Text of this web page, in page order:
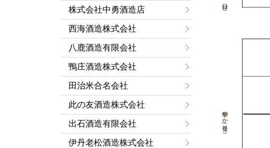
華やか（香り）
株式会社中勇酒造店
西海酒造株式会社
八鹿酒造有限会社
鴨庄酒造株式会社
田治米合名会社
此の友酒造株式会社
出石酒造有限会社
伊丹老松酒造株式会社